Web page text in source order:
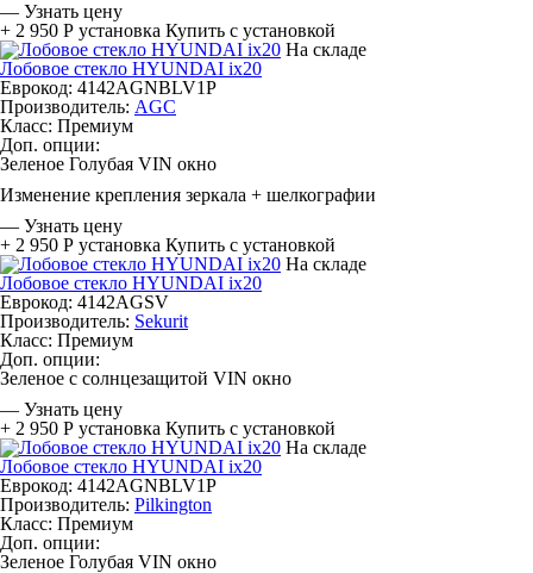
— Узнать цену
+ 2 950 Р установка Купить с установкой
На складе
Лобовое стекло HYUNDAI ix20
Еврокод: 4142AGNBLV1P
Производитель: AGC
Класс: Премиум
Доп. опции:
Зеленое Голубая VIN окно
Изменение крепления зеркала + шелкографии
— Узнать цену
+ 2 950 Р установка Купить с установкой
На складе
Лобовое стекло HYUNDAI ix20
Еврокод: 4142AGSV
Производитель: Sekurit
Класс: Премиум
Доп. опции:
Зеленое с солнцезащитой VIN окно
— Узнать цену
+ 2 950 Р установка Купить с установкой
На складе
Лобовое стекло HYUNDAI ix20
Еврокод: 4142AGNBLV1P
Производитель: Pilkington
Класс: Премиум
Доп. опции:
Зеленое Голубая VIN окно